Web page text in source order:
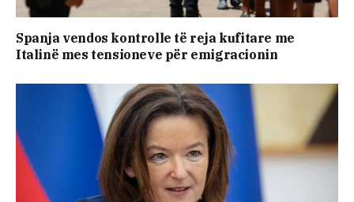
Spanja vendos kontrolle të reja kufitare me
Italinë mes tensioneve për emigracionin